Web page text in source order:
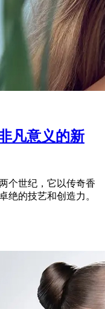
凡意义的新
个世纪，它以传奇香
绝的技艺和创造力。